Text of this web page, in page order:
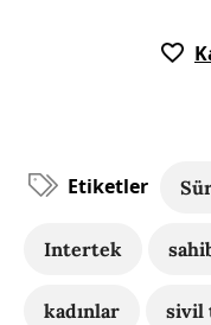
Etiketler
Intertek
kadınlar sivil